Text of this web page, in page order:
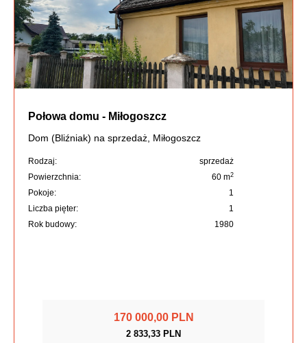
Połowa domu - Miłogoszcz
Dom (Bliźniak) na sprzedaż, Miłogoszcz
Rodzaj:
sprzedaż
Powierzchnia:
60 m2
Pokoje:
1
Liczba pięter:
1
Rok budowy:
1980
170 000,00 PLN
2 833,33 PLN